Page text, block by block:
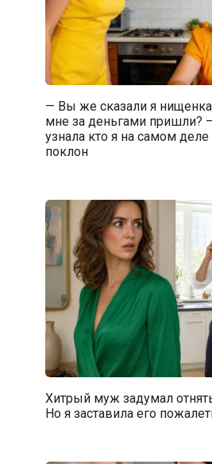
— Вы же сказали я
мне за деньгами пришли?
узнала кто я на самом
поклон
Хитрый муж задумал
Но я заставила его